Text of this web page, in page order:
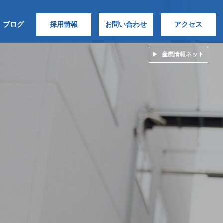
産廃情報ネット
ブログ 採用情報 お問い合わせ アクセス